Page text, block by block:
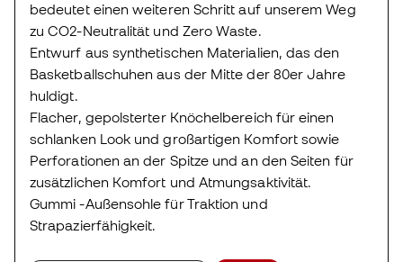
bedeutet einen weiteren Schritt auf unserem Weg
zu CO2-Neutralität und Zero Waste.
Entwurf aus synthetischen Materialien, das den
Basketballschuhen aus der Mitte der 80er Jahre
huldigt.
Flacher, gepolsterter Knöchelbereich für einen
schlanken Look und großartigen Komfort sowie
Perforationen an der Spitze und an den Seiten für
zusätzlichen Komfort und Atmungsaktivität.
Gummi -Außensohle für Traktion und
Strapazierfähigkeit.